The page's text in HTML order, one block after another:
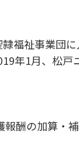
福祉事業団に
年1月、松
酬の加算・